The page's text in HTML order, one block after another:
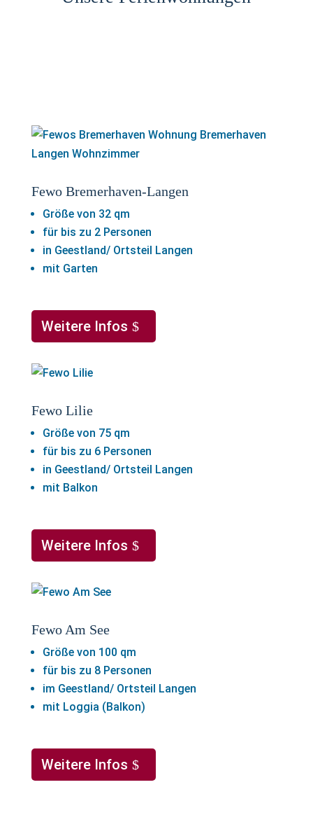
Fewo Bremerhaven-Langen
Größe von 32 qm
für bis zu 2 Personen
in Geestland/ Ortsteil Langen
mit Garten
Weitere Infos
Fewo Lilie
Größe von 75 qm
für bis zu 6 Personen
in Geestland/ Ortsteil Langen
mit Balkon
Weitere Infos
Fewo Am See
Größe von 100 qm
für bis zu 8 Personen
im Geestland/ Ortsteil Langen
mit Loggia (Balkon)
Weitere Infos